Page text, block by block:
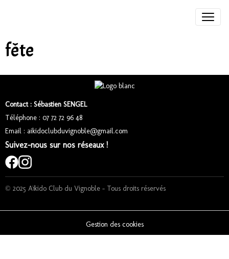
fête
Contact : Sébastien SENGEL
Téléphone : 07 72 72 96 48
Email : aikidoclubduvignoble@gmail.com
Suivez-nous sur nos réseaux !
© 2025 Aïkido Club du Vignoble – Tous droits réservés
Gestion des cookies